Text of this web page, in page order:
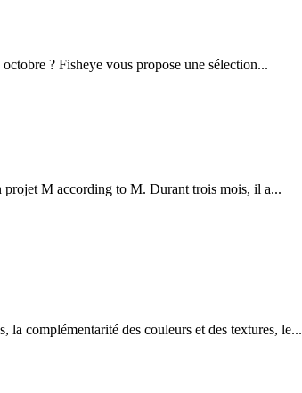
? Fisheye vous propose une sélection...
projet M according to M. Durant trois mois, il a...
la complémentarité des couleurs et des textures, le...